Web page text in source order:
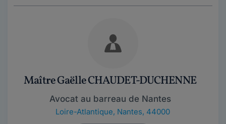
Maître Gaëlle CHAUDET-DUCHENNE
Avocat au barreau de Nantes
Loire-Atlantique, Nantes, 44000